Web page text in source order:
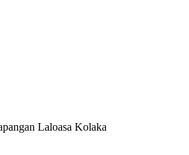
Laloasa Kolaka